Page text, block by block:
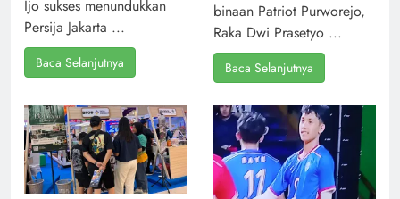
Ijo sukses menundukkan
Persija Jakarta ...
Baca Selanjutnya
binaan Patriot Purworejo,
Raka Dwi Prasetyo ...
Baca Selanjutnya